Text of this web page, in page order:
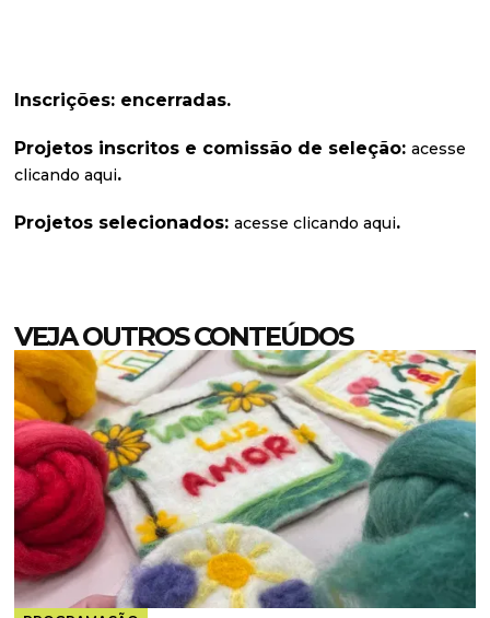
Inscrições: encerradas.
Projetos inscritos e comissão de seleção:acesse
clicando aqui.
Projetos selecionados:acesse clicando aqui.
VEJA OUTROS CONTEÚDOS